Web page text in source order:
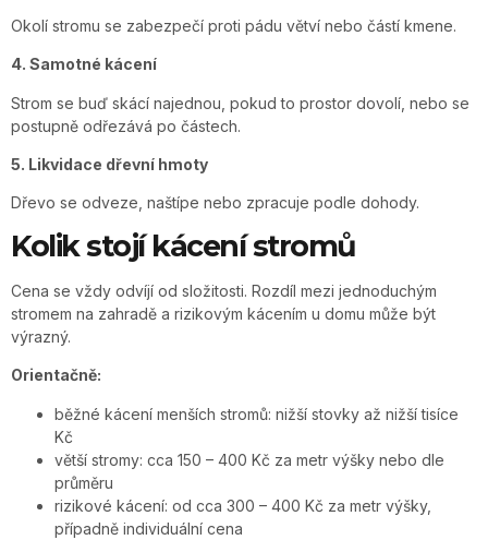
Okolí stromu se zabezpečí proti pádu větví nebo částí kmene.
4. Samotné kácení
Strom se buď skácí najednou, pokud to prostor dovolí, nebo se
postupně odřezává po částech.
5. Likvidace dřevní hmoty
Dřevo se odveze, naštípe nebo zpracuje podle dohody.
Kolik stojí kácení stromů
Cena se vždy odvíjí od složitosti. Rozdíl mezi jednoduchým
stromem na zahradě a rizikovým kácením u domu může být
výrazný.
Orientačně:
běžné kácení menších stromů: nižší stovky až nižší tisíce
Kč
větší stromy: cca 150 – 400 Kč za metr výšky nebo dle
průměru
rizikové kácení: od cca 300 – 400 Kč za metr výšky,
případně individuální cena